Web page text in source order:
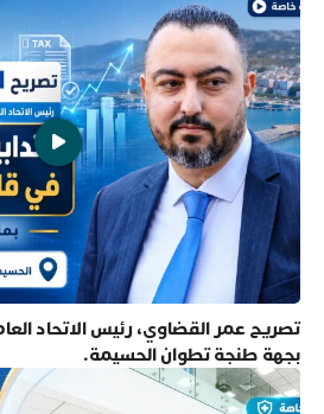
تصريح عمر القضاوي، رئيس الاتحاد
بجهة طنجة تطوان الحسيمة.